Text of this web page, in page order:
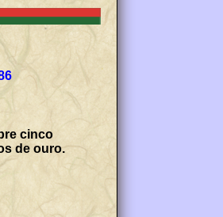
cinco
de ouro.